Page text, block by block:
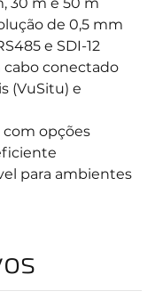
de 0,5 mm
e SDI-12
cabo conectado
(VuSitu) e
com opções
para ambientes